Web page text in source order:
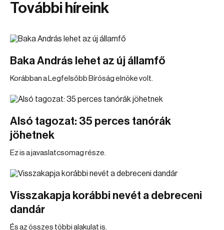
További híreink
Baka András lehet az új államfő
Korábban a Legfelsőbb Bíróság elnöke volt.
Alsó tagozat: 35 perces tanórák
jöhetnek
Ez is a javaslatcsomag része.
Visszakapja korábbi nevét a debreceni
dandár
És az összes többi alakulat is.